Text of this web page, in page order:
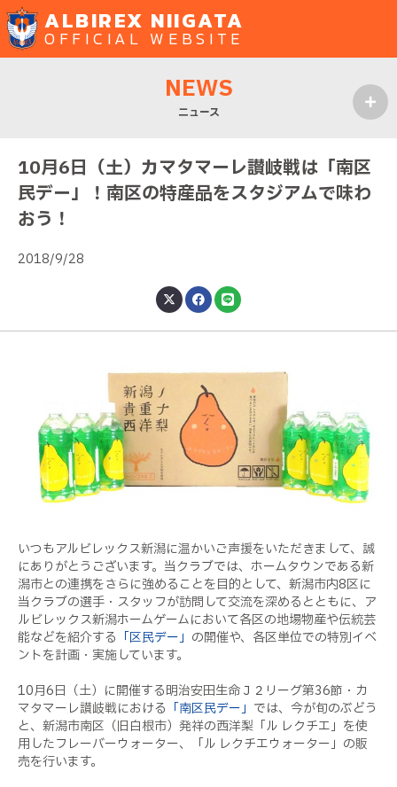
ALBIREX NIIGATA
OFFICIAL WEBSITE
NEWS
ニュース
10月6日（土）カマタマーレ讃岐戦は「南区
民デー」！南区の特産品をスタジアムで味わ
おう！
2018/9/28
いつもアルビレックス新潟に温かいご声援をいただきまして、誠
にありがとうございます。当クラブでは、ホームタウンである新
潟市との連携をさらに強めることを目的として、新潟市内8区に
当クラブの選手・スタッフが訪問して交流を深めるとともに、ア
ルビレックス新潟ホームゲームにおいて各区の地場物産や伝統芸
能などを紹介する 「区民デー」 の開催や、各区単位での特別イベ
ントを計画・実施しています。
10月6日（土）に開催する明治安田生命Ｊ２リーグ第36節・カ
マタマーレ讃岐戦における 「南区民デー」 では、今が旬のぶどう
と、新潟市南区（旧白根市）発祥の西洋梨「ル レクチエ」を使
用したフレーバーウォーター、「ル レクチエウォーター」の販
売を行います。